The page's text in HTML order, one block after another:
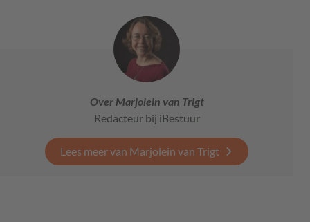
Over Marjolein van Trigt
Redacteur bij iBestuur
Lees meer van Marjolein van Trigt